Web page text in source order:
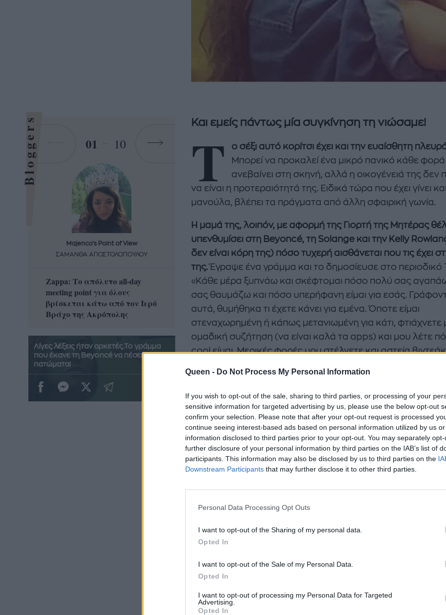
Queen - Do Not Process My Personal Information
If you wish to opt-out of the sale, sharing to third parties, or processing of your
sensitive information for targeted advertising by us, please use the below opt-out
confirm your selection. Please note that after your opt-out request is processed
continue seeing interest-based ads based on personal information utilized by us
information disclosed to third parties prior to your opt-out. You may separately
further disclosure of your personal information by third parties on the IAB’s list of
participants. This information may also be disclosed by us to third parties on the
Downstream Participants that may further disclose it to other third parties.
Personal Data Processing Opt Outs
I want to opt-out of the Sharing of my personal data.
Opted In
I want to opt-out of the Sale of my Personal Data.
Opted In
I want to opt-out of processing my Personal Data for Targeted
Advertising.
Opted In
Και εμείς πάντως μία συγκίνηση τη νιώσαμε!
Τ
ο σέξι αυτό κορίτσι έχει και την ευαίσθητη
Μπορεί να προκαλεί ένα μικρό πανικό κάθε
ανεβαίνει στη σκηνή, αλλά η οικογένειά της δεν
να είναι η προτεραιότητά της. Ειδικά τώρα που έχει γίνει και
μανούλα, βλέπει τα πράγματα από άλλη σφαιρική γωνία.
Η μαμά της, λοιπόν, με αφορμή της Γιορτή της Μητέρας
υπενθυμίσει στη Beyoncé, τη Solange και την Kelly
δεν είναι κόρη της) πόσο τυχερή αισθάνεται που τις έχει
της.Έγραψε ένα γράμμα και το δημοσίευσε στο περιοδικό
«Κάθε μέρα ξυπνάω και σκέφτομαι πόσο πολύ σας
σας θαυμάζω και πόσο υπερήφανη είμαι για εσάς.
αυτά, θυμήθηκα τι έχετε κάνει για εμένα. Όποτε είμαι
στεναχωρημένη ή κάπως μετανιωμένη για κάτι, φτιάχνετε
ομαδική συζήτηση (να είναι καλά τα apps) και μου λέτε
cool είμαι. Μερικές φορές μου στέλνετε και αστεία
φωτογραφίες από τα εγγόνια μου».
Bloggers 01 10
Majenco's Point of View
ΣΑΜΑΝΘΑ ΑΠΟΣΤΟΛΟΠΟΥΛΟΥ
Zappa: Το απόλυτο all-day
meeting point για όλους
βρίσκεται κάτω από τον Ιερό
Βράχο της Ακρόπολης
Majenco's Point of View
ΣΑΜΑΝΘΑ ΑΠΟΣΤΟΛΟΠΟΥΛΟΥ
Η απόλυτη καλοκαιρινή
δροσερή σαλάτα με
καρπούζι, φέτα και φράουλες
που θα λατρέψετε
A STORY BY KORI
ΔΑΦΝΗ ΚΑΡΑΒΟΚΥΡΗ
Nτίνα Νικολάου: «Όταν
έπαθα την πρώτη κρίση
πανικού νόμιζα πως θα
πεθάνω»
Λίγες λέξεις ήταν αρκετές.Το γράμμα
που έκανε τη Beyoncé να πέσει στα
πατώματα!